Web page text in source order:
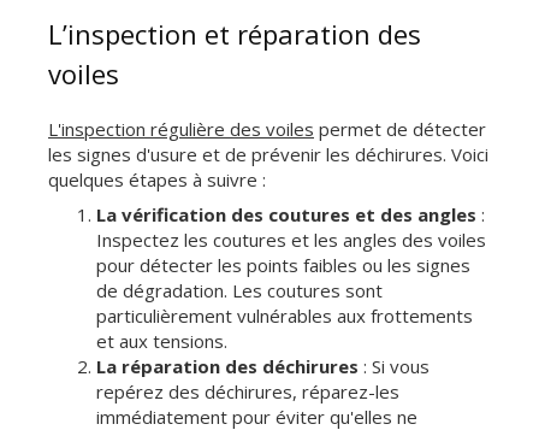
L’inspection et réparation des
voiles
L'inspection régulière des voiles permet de détecter
les signes d'usure et de prévenir les déchirures. Voici
quelques étapes à suivre :
La vérification des coutures et des angles :
Inspectez les coutures et les angles des voiles
pour détecter les points faibles ou les signes
de dégradation. Les coutures sont
particulièrement vulnérables aux frottements
et aux tensions.
La réparation des déchirures : Si vous
repérez des déchirures, réparez-les
immédiatement pour éviter qu'elles ne